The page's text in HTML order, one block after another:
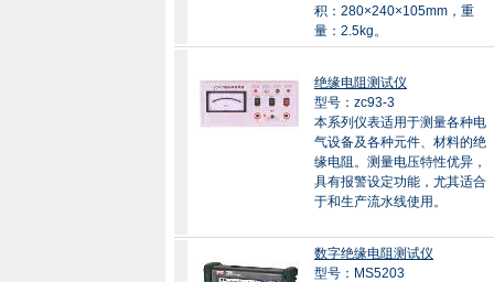
积：280×240×105mm，重
量：2.5kg。
绝缘电阻测试仪
型号：zc93-3
本系列仪表适用于测量各种电
气设备及各种元件、材料的绝
缘电阻。测量电压特性优异，
具有报警设定功能，尤其适合
于和生产流水线使用。
数字绝缘电阻测试仪
型号：MS5203